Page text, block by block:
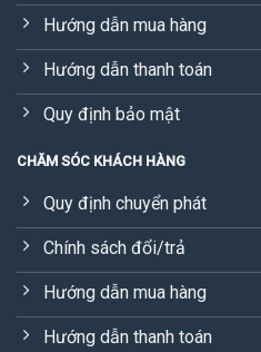
Hướng dẫn mua hàng
Hướng dẫn thanh toán
Quy định bảo mật
CHĂM SÓC KHÁCH HÀNG
Quy định chuyển phát
Chính sách đổi/trả
Hướng dẫn mua hàng
Hướng dẫn thanh toán